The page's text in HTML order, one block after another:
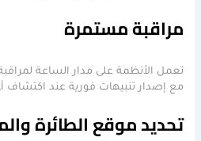
مراقبة مستمرة
تعمل الأنظمة على مدار الساعة
مع إصدار تنبيهات فورية عند
تحديد موقع الطائرة